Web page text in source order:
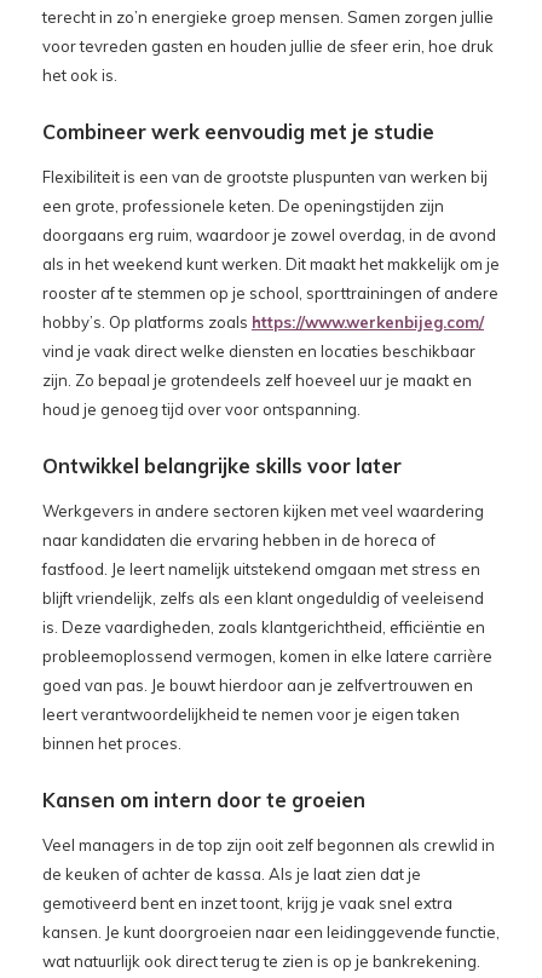
terecht in zo’n energieke groep mensen. Samen zorgen jullie
voor tevreden gasten en houden jullie de sfeer erin, hoe druk
het ook is.
Combineer werk eenvoudig met je studie
Flexibiliteit is een van de grootste pluspunten van werken bij
een grote, professionele keten. De openingstijden zijn
doorgaans erg ruim, waardoor je zowel overdag, in de avond
als in het weekend kunt werken. Dit maakt het makkelijk om je
rooster af te stemmen op je school, sporttrainingen of andere
hobby’s. Op platforms zoals https://www.werkenbijeg.com/
vind je vaak direct welke diensten en locaties beschikbaar
zijn. Zo bepaal je grotendeels zelf hoeveel uur je maakt en
houd je genoeg tijd over voor ontspanning.
Ontwikkel belangrijke skills voor later
Werkgevers in andere sectoren kijken met veel waardering
naar kandidaten die ervaring hebben in de horeca of
fastfood. Je leert namelijk uitstekend omgaan met stress en
blijft vriendelijk, zelfs als een klant ongeduldig of veeleisend
is. Deze vaardigheden, zoals klantgerichtheid, efficiëntie en
probleemoplossend vermogen, komen in elke latere carrière
goed van pas. Je bouwt hierdoor aan je zelfvertrouwen en
leert verantwoordelijkheid te nemen voor je eigen taken
binnen het proces.
Kansen om intern door te groeien
Veel managers in de top zijn ooit zelf begonnen als crewlid in
de keuken of achter de kassa. Als je laat zien dat je
gemotiveerd bent en inzet toont, krijg je vaak snel extra
kansen. Je kunt doorgroeien naar een leidinggevende functie,
wat natuurlijk ook direct terug te zien is op je bankrekening.